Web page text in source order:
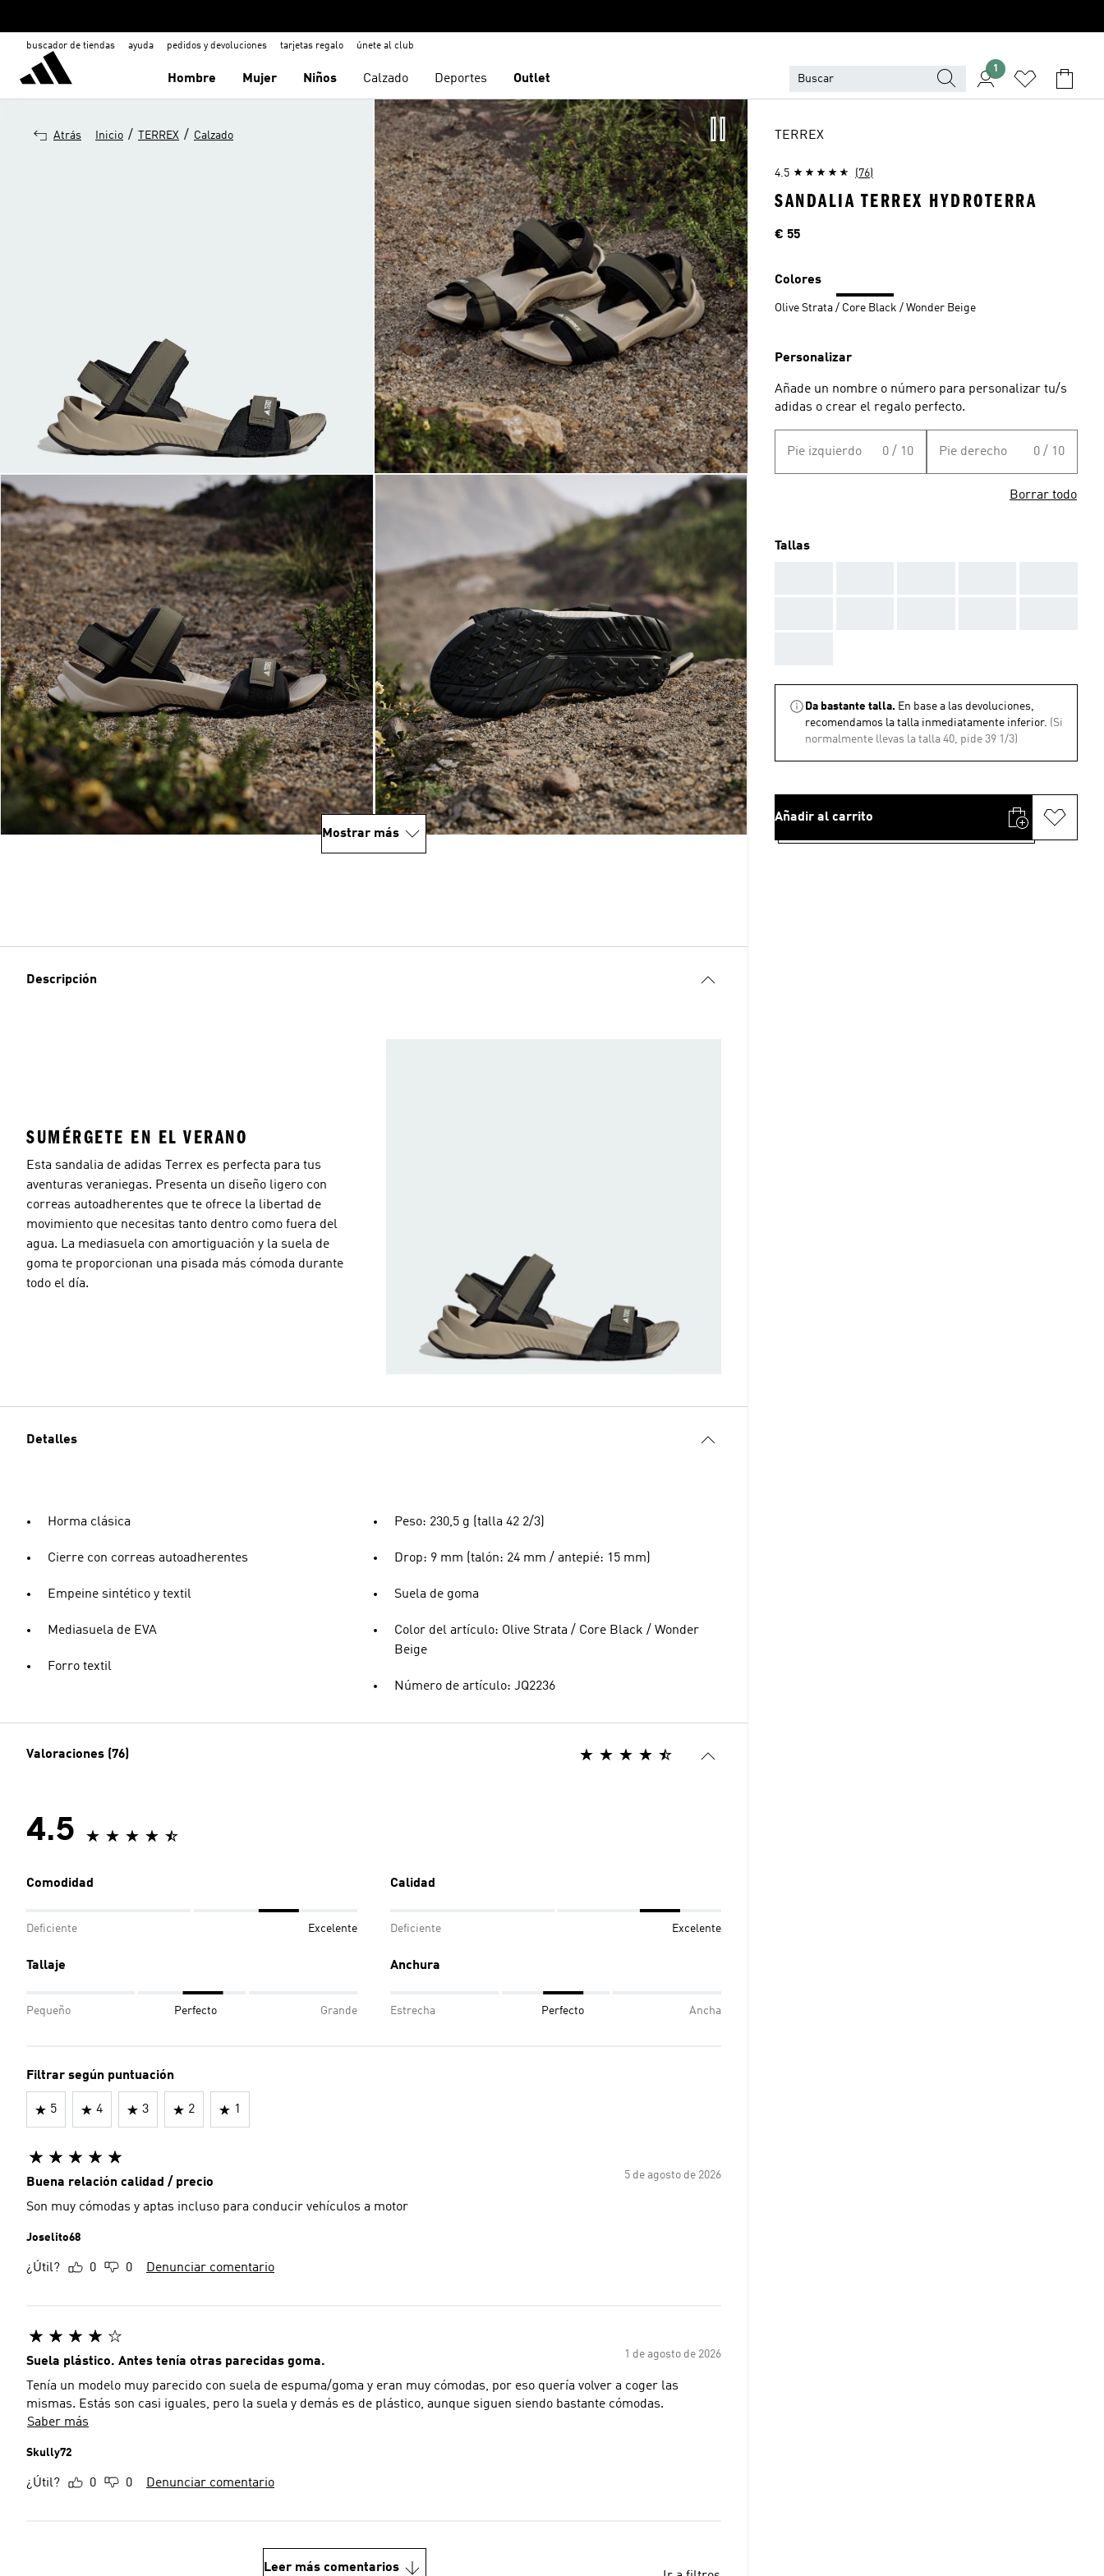
buscador de tiendas ayuda pedidos y devoluciones tarjetas regalo únete al club
Hombre Mujer Niños Calzado Deportes Outlet
1
Atrás Inicio / TERREX / Calzado
Mostrar más
Descripción
SUMÉRGETE EN EL VERANO
Esta sandalia de adidas Terrex es perfecta para tus
aventuras veraniegas. Presenta un diseño ligero con
correas autoadherentes que te ofrece la libertad de
movimiento que necesitas tanto dentro como fuera del
agua. La mediasuela con amortiguación y la suela de
goma te proporcionan una pisada más cómoda durante
todo el día.
Detalles
Horma clásica
Cierre con correas autoadherentes
Empeine sintético y textil
Mediasuela de EVA
Forro textil
Peso: 230,5 g (talla 42 2/3)
Drop: 9 mm (talón: 24 mm / antepié: 15 mm)
Suela de goma
Color del artículo: Olive Strata / Core Black / Wonder
Beige
Número de artículo: JQ2236
Valoraciones (76)
4.5
Comodidad
Deficiente Excelente
Calidad
Deficiente Excelente
Tallaje
Pequeño Perfecto Grande
Anchura
Estrecha Perfecto Ancha
Filtrar según puntuación
5 4 3 2 1
5 de agosto de 2026
Buena relación calidad / precio
Son muy cómodas y aptas incluso para conducir vehículos a motor
Joselito68
¿Útil? 0 0 Denunciar comentario
1 de agosto de 2026
Suela plástico. Antes tenía otras parecidas goma.
Tenía un modelo muy parecido con suela de espuma/goma y eran muy cómodas, por eso quería volver a coger las
mismas. Estás son casi iguales, pero la suela y demás es de plástico, aunque siguen siendo bastante cómodas.
Saber más
Skully72
¿Útil? 0 0 Denunciar comentario
Leer más comentarios
TERREX
4.5 (76)
SANDALIA TERREX HYDROTERRA
Precio
€ 55
Colores
Olive Strata / Core Black / Wonder Beige
Personalizar
Añade un nombre o número para personalizar tu/s
adidas o crear el regalo perfecto.
Pie izquierdo 0 / 10 Pie derecho 0 / 10
Borrar todo
Tallas
Da bastante talla. En base a las devoluciones,
recomendamos la talla inmediatamente inferior. (Si
normalmente llevas la talla 40, pide 39 1/3)
Añadir al carrito